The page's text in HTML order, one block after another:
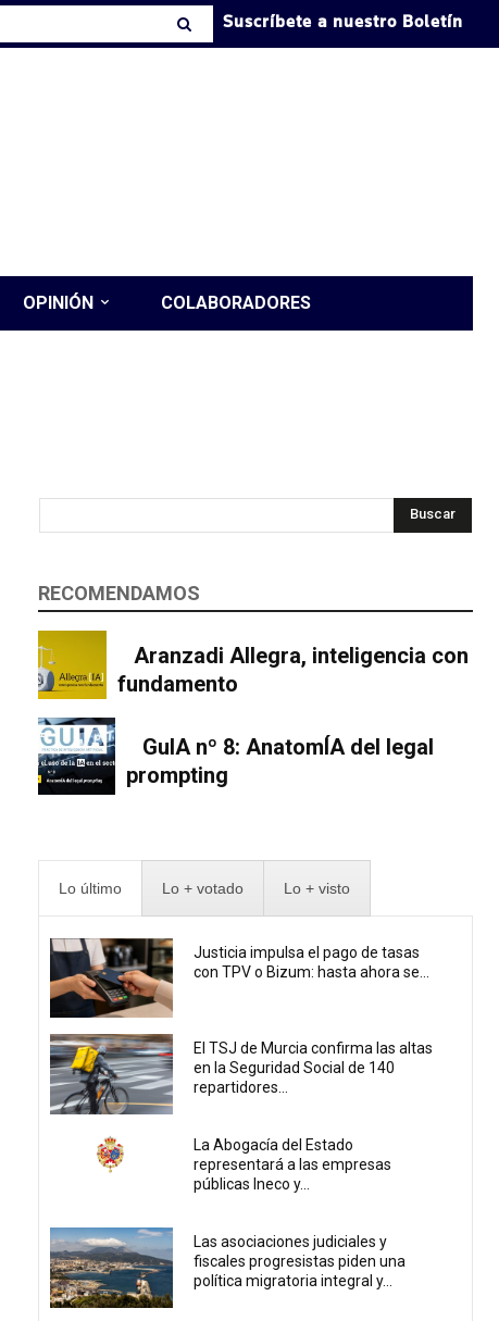
Suscríbete a nuestro Boletín
OPINIÓN COLABORADORES
Buscar
RECOMENDAMOS
Aranzadi Allegra, inteligencia con
fundamento
GuIA nº 8: AnatomÍA del legal
prompting
Lo último Lo + votado Lo + visto
Justicia impulsa el pago de tasas
con TPV o Bizum: hasta ahora se...
El TSJ de Murcia confirma las altas
en la Seguridad Social de 140
repartidores...
La Abogacía del Estado
representará a las empresas
públicas Ineco y...
Las asociaciones judiciales y
fiscales progresistas piden una
política migratoria integral y...